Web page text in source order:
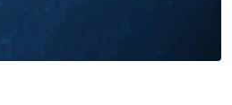
restaurante